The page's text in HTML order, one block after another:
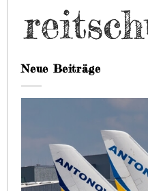
Neue Beiträge